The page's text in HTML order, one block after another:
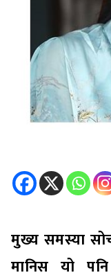
मुख्य समस्या
मानिस यो